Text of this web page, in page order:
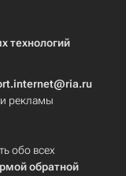
технологий
рекламы
обо всех
обратной